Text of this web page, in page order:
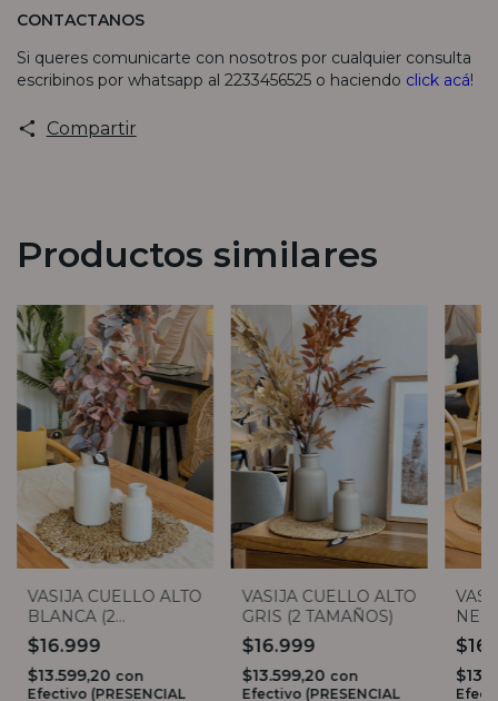
CONTACTANOS
Si queres comunicarte con nosotros por cualquier consulta
escribinos por whatsapp al 2233456525 o haciendo click acá!
Compartir
Productos similares
VASIJA CUELLO ALTO
BLANCA (2
TAMAÑOS)
$16.999
$13.599,20 con
Efectivo (PRESENCIAL
VASIJA CUELLO ALTO
GRIS (2 TAMAÑOS)
$16.999
$13.599,20 con
Efectivo (PRESENCIAL